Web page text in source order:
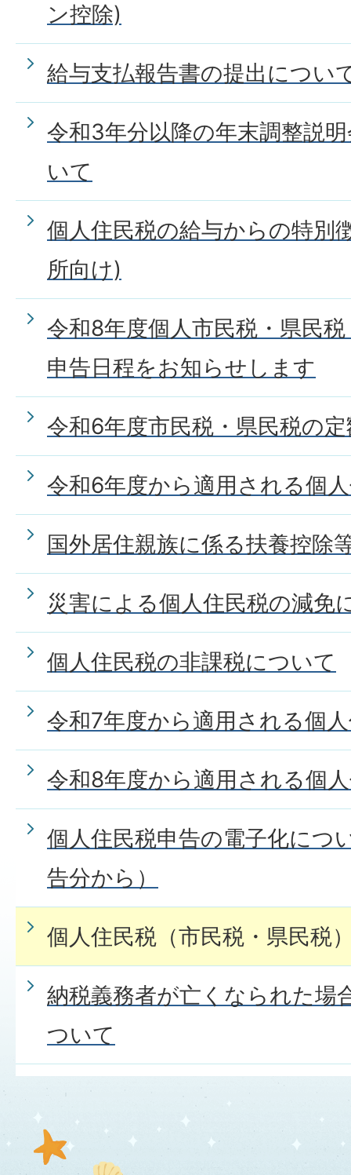
ン控除)
給与支払報告書の提出につい
令和3年分以降の年末調整説
いて
個人住民税の給与からの特別
所向け)
令和8年度個人市民税・県民
申告日程をお知らせします
令和6年度市民税・県民税の
令和6年度から適用される個
国外居住親族に係る扶養控除
災害による個人住民税の減免
個人住民税の非課税について
令和7年度から適用される個
令和8年度から適用される個
個人住民税申告の電子化につ
告分から）
個人住民税（市民税・県民税
納税義務者が亡くなられた場
ついて